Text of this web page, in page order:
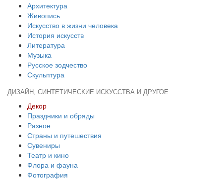
Архитектура
Живопись
Искусство в жизни человека
История искусств
Литература
Музыка
Русское зодчество
Скульптура
ДИЗАЙН, СИНТЕТИЧЕСКИЕ ИСКУССТВА И ДРУГОЕ
Декор
Праздники и обряды
Разное
Страны и путешествия
Сувениры
Театр и кино
Флора и фауна
Фотография